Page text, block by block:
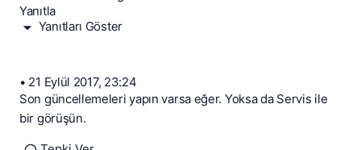
Yanıtla
Yanıtları Göster
• 21 Eylül 2017, 23:24
Son güncellemeleri yapın varsa eğer. Yoksa da Servis ile
bir görüşün.